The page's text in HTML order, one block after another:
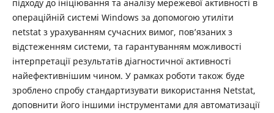
підходу до ініціювання та аналізу мережевої активності в
операційній системі Windows за допомогою утиліти
netstat з урахуванням сучасних вимог, пов’язаних з
відстеженням системи, та гарантуванням можливості
інтерпретації результатів діагностичної активності
найефективнішим чином. У рамках роботи також буде
зроблено спробу стандартизувати використання Netstat,
доповнити його іншими інструментами для автоматизації